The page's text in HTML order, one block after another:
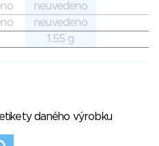
neuvedeno
neuvedeno
1.55 g
daného výrobku